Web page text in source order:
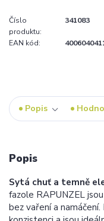
Číslo
produktu:
341083
EAN kód:
Popis
Popis
Sytá chuť a temně
fazole RAPUNZEL
bez vaření a